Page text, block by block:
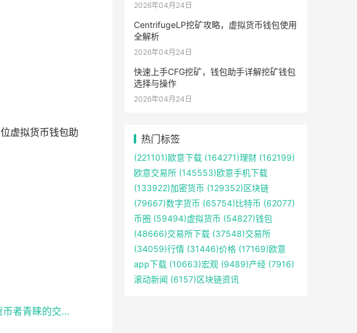
虚拟货币钱包助
易欧交易所易欧下载：交易者和货币者青睐的交易平台
2026年04月24日
CentrifugeLP挖矿攻略，虚拟货币钱包使用
全解析
2026年04月24日
快速上手CFG挖矿，钱包助手详解挖矿钱包
选择与操作
2026年04月24日
热门标签
(221101)欧意下载 (164271)理财 (162199)
欧意交易所 (145553)欧意手机下载
(133922)加密货币 (129352)区块链
(79667)数字货币 (65754)比特币 (62077)
币圈 (59494)虚拟货币 (54827)钱包
(48666)交易所下载 (37548)交易所
(34059)行情 (31446)价格 (17169)欧意
app下载 (10663)宏观 (9489)产经 (7916)
滚动新闻 (6157)区块链资讯